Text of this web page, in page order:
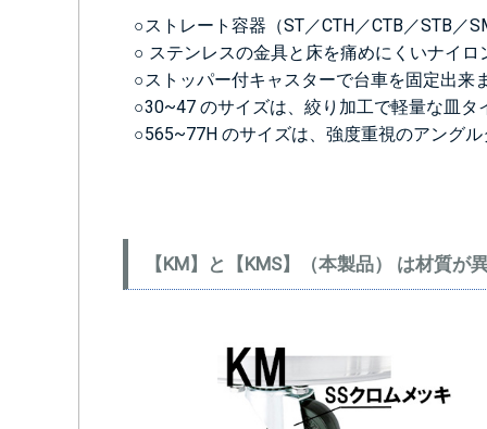
○ストレート容器（ST／CTH／CTB／STB／
○ ステンレスの金具と床を痛めにくいナイ
○ストッパー付キャスターで台車を固定出来
○30~47 のサイズは、絞り加工で軽量な皿タ
○565~77H のサイズは、強度重視のアング
【KM】と【KMS】（本製品） は材質が